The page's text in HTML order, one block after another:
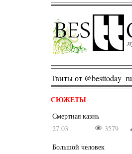
Твиты от @besttoday_ru
СЮЖЕТЫ
Смертная казнь
27.03
3579
Большой человек